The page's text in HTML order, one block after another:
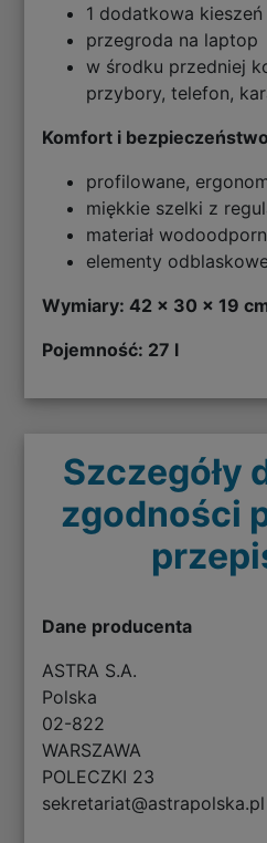
1 dodatkowa
przegroda na laptop
w środku przedniej
przybory, telefon,
Komfort i
profilowane,
miękkie szelki z
materiał
elementy
Wymiary: 42 x 30 x 19
Pojemność: 27 l
Szczegóły
zgodności
Dane producenta
ASTRA S.A.
Polska
02-822
WARSZAWA
POLECZKI 23
sekretariat@astrapolska.pl